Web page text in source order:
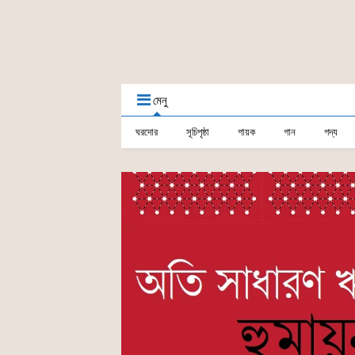
মেনু
ঘরদোর সূচিপৃষ্ঠা গায়ক গান গদ্য